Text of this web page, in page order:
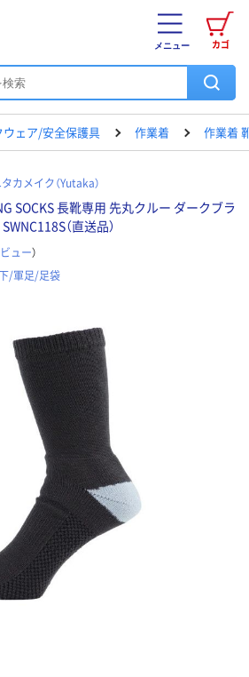
カゴ
メニュー
ェア/安全保護具 作業着 作業着
カメイク（Yutaka）
SOCKS 長靴専用 先丸クルー ダークブラ
（直送品）
ュー）
/軍足/足袋